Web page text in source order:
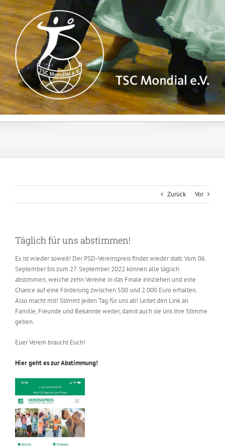
Zum
Inhalt
springen
Zurück Vor
Täglich für uns abstimmen!
Es ist wieder soweit! Der PSD-Vereinspreis findet wieder statt. Vom 06.
September bis zum 27. September 2022 können alle täglich
abstimmen, welche zehn Vereine in das Finale einziehen und eine
Chance auf eine Förderung zwischen 500 und 2.000 Euro erhalten.
Also macht mit! Stimmt jeden Tag für uns ab! Leitet den Link an
Familie, Freunde und Bekannte weiter, damit auch sie uns ihre Stimme
geben.
Euer Verein braucht Euch!
Hier geht es zur Abstimmung!